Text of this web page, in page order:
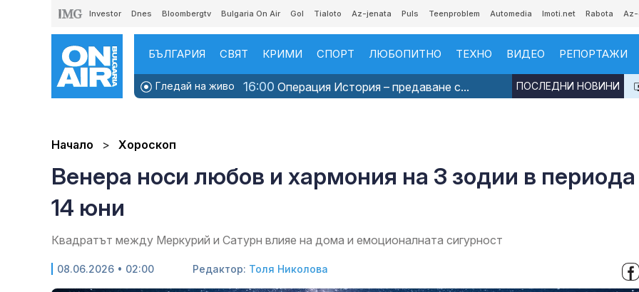
Investor Dnes Bloombergtv Bulgaria On Air Gol Tialoto Az-jenata Puls Teenproblem Automedia Imoti.net Rabota
БЪЛГАРИЯ СВЯТ КРИМИ СПОРТ ЛЮБОПИТНО ТЕХНО ВИДЕО РЕПОРТАЖИ
Гледай на живо 16:00 Операция История – предаване с... ПОСЛЕДНИ НОВИНИ
Начало Хороскоп
Венера носи любов и хармония на 3 зодии в
14 юни
Квадратът между Меркурий и Сатурн влияе на дома и емоционалната сигурност
08.06.2026 • 02:00 Редактор: Толя Николова